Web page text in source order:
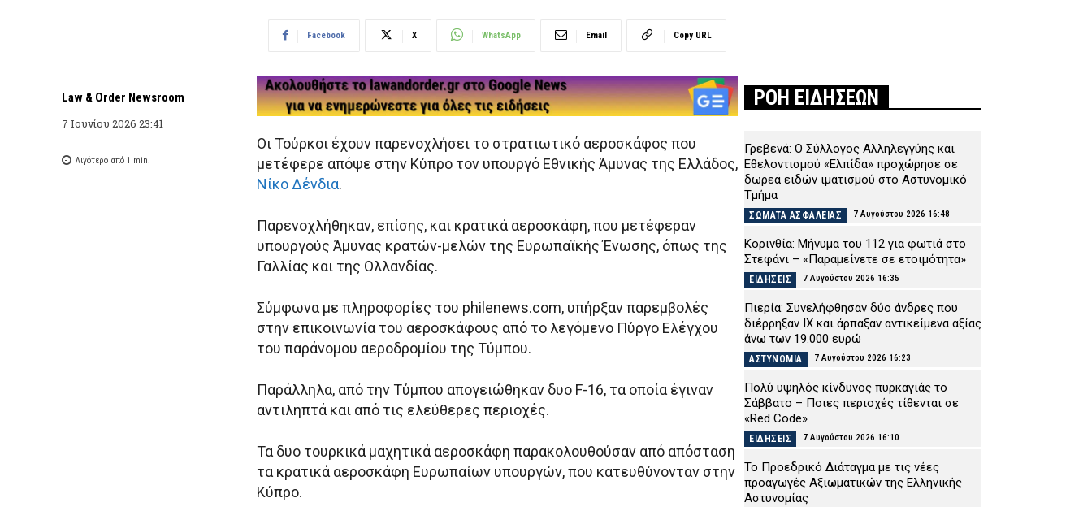
Law & Order Newsroom
7 Ιουνίου 2026 23:41
Λιγότερο από 1 min.
Facebook X WhatsApp Email Copy URL
Οι Τούρκοι έχουν παρενοχλήσει το στρατιωτικό αεροσκάφος που
μετέφερε απόψε στην Κύπρο τον υπουργό Εθνικής Άμυνας της Ελλάδος,
Νίκο Δένδια.
Παρενοχλήθηκαν, επίσης, και κρατικά αεροσκάφη, που μετέφεραν
υπουργούς Άμυνας κρατών-μελών της Ευρωπαϊκής Ένωσης, όπως της
Γαλλίας και της Ολλανδίας.
Σύμφωνα με πληροφορίες του philenews.com, υπήρξαν παρεμβολές
στην επικοινωνία του αεροσκάφους από το λεγόμενο Πύργο Ελέγχου
του παράνομου αεροδρομίου της Τύμπου.
Παράλληλα, από την Τύμπου απογειώθηκαν δυο F-16, τα οποία έγιναν
αντιληπτά και από τις ελεύθερες περιοχές.
Τα δυο τουρκικά μαχητικά αεροσκάφη παρακολουθούσαν από απόσταση
τα κρατικά αεροσκάφη Ευρωπαίων υπουργών, που κατευθύνονταν στην
Κύπρο.
ΡΟΗ ΕΙΔΗΣΕΩΝ
Γρεβενά: Ο Σύλλογος Αλληλεγγύης και
Εθελοντισμού «Ελπίδα» προχώρησε σε
δωρεά ειδών ιματισμού στο Αστυνομικό
Τμήμα
ΣΩΜΑΤΑ ΑΣΦΑΛΕΙΑΣ 7 Αυγούστου 2026 16:48
Κορινθία: Μήνυμα του 112 για φωτιά στο
Στεφάνι – «Παραμείνετε σε ετοιμότητα»
ΕΙΔΗΣΕΙΣ 7 Αυγούστου 2026 16:35
Πιερία: Συνελήφθησαν δύο άνδρες που
διέρρηξαν ΙΧ και άρπαξαν αντικείμενα αξίας
άνω των 19.000 ευρώ
ΑΣΤΥΝΟΜΙΑ 7 Αυγούστου 2026 16:23
Πολύ υψηλός κίνδυνος πυρκαγιάς το
Σάββατο – Ποιες περιοχές τίθενται σε
«Red Code»
ΕΙΔΗΣΕΙΣ 7 Αυγούστου 2026 16:10
Το Προεδρικό Διάταγμα με τις νέες
προαγωγές Αξιωματικών της Ελληνικής
Αστυνομίας